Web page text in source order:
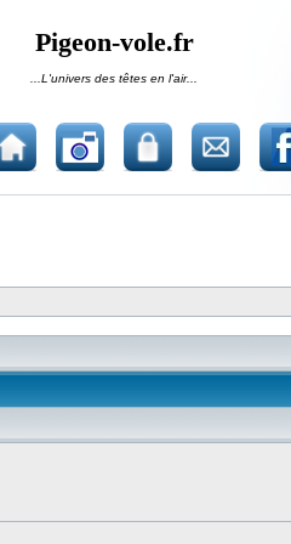
Pigeon-vole.fr
...L'univers des têtes en l'air...